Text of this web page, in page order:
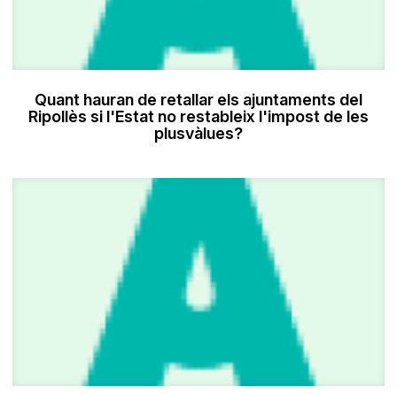
Quant hauran de retallar els ajuntaments del
Ripollès si l'Estat no restableix l'impost de les
plusvàlues?